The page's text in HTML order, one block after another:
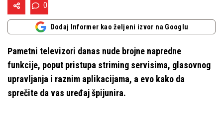
0
Dodaj Informer kao željeni izvor na Googlu
Pametni televizori danas nude brojne napredne
funkcije, poput pristupa striming servisima, glasovnog
upravljanja i raznim aplikacijama, a evo kako da
sprečite da vas uređaj špijunira.